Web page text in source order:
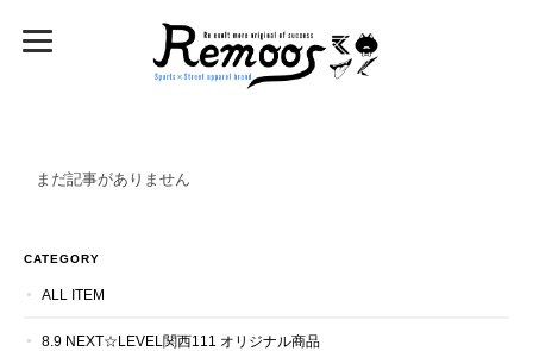
まだ記事がありません
CATEGORY
ALL ITEM
8.9 NEXT☆LEVEL関西111 オリジナル商品